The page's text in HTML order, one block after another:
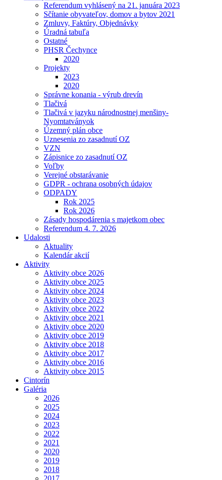
Referendum vyhlásený na 21. januára 2023
Sčítanie obyvateľov, domov a bytov 2021
Zmluvy, Faktúry, Objednávky
Úradná tabuľa
Ostatné
PHSR Čechynce
2020
Projekty
2023
2020
Správne konania - výrub drevín
Tlačivá
Tlačivá v jazyku národnostnej menšiny-
Nyomtatványok
Územný plán obce
Uznesenia zo zasadnutí OZ
VZN
Zápisnice zo zasadnutí OZ
Voľby
Verejné obstarávanie
GDPR - ochrana osobných údajov
ODPADY
Rok 2025
Rok 2026
Zásady hospodárenia s majetkom obec
Referendum 4. 7. 2026
Udalosti
Aktuality
Kalendár akcií
Aktivity
Aktivity obce 2026
Aktivity obce 2025
Aktivity obce 2024
Aktivity obce 2023
Aktivity obce 2022
Aktivity obce 2021
Aktivity obce 2020
Aktivity obce 2019
Aktivity obce 2018
Aktivity obce 2017
Aktivity obce 2016
Aktivity obce 2015
Cintorín
Galéria
2026
2025
2024
2023
2022
2021
2020
2019
2018
2017